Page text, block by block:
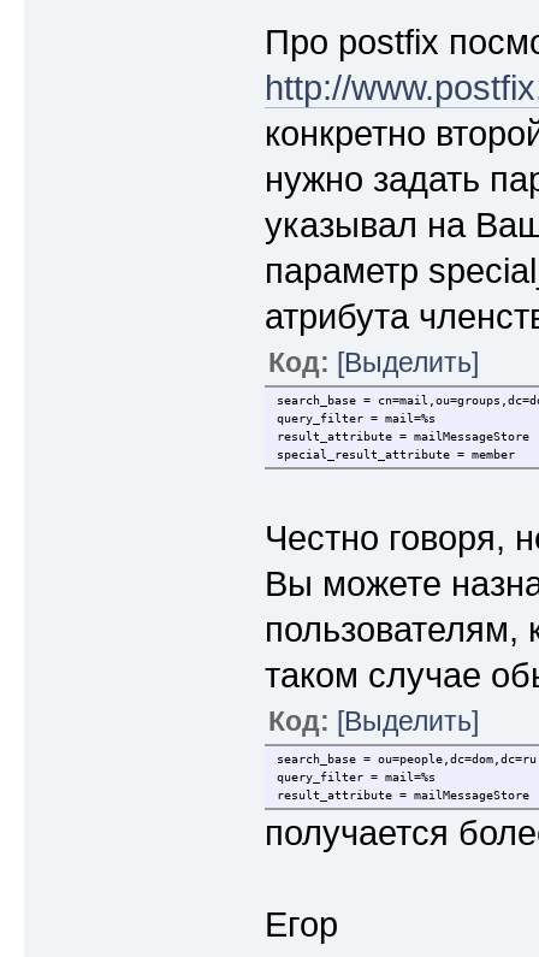
Про postfix
http://
конкретно
нужно задать
указывал на
параметр
атрибута
Код: [Выделить]
search_base =
query_filter = mail=%s
result_attribute = mailMessageStore
special_result_attribute = member
Честно говоря,
Вы можете
пользователям,
таком случае
Код: [Выделить]
search_base = ou=people,dc=dom,dc=ru
query_filter = mail=%s
result_attribute = mailMessageStore
получается
Егор